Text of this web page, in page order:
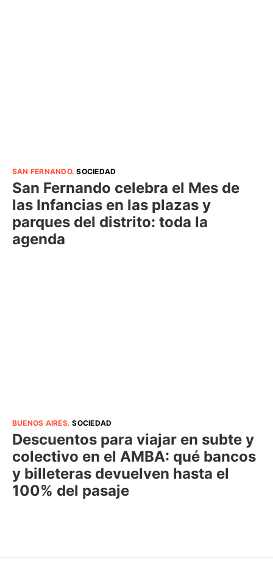
SAN FERNANDO.SOCIEDAD
San Fernando celebra el Mes de
las Infancias en las plazas y
parques del distrito: toda la
agenda
BUENOS AIRES.SOCIEDAD
Descuentos para viajar en subte y
colectivo en el AMBA: qué bancos
y billeteras devuelven hasta el
100% del pasaje